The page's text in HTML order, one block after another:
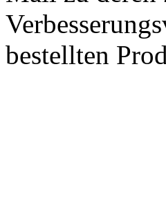
bestellten